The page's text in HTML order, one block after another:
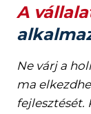
A
Ne várj a
ma
fejlesztését.